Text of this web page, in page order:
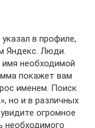
в профиле,
Яндекс. Люди.
имя необходимой
покажет вам
именем. Поиск
но и в различных
огромное
необходимого